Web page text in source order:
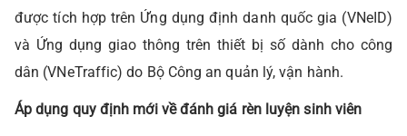
được tích hợp trên Ứng dụng định danh quốc gia (VNeID)
và Ứng dụng giao thông trên thiết bị số dành cho công
dân (VNeTraffic) do Bộ Công an quản lý, vận hành.
Áp dụng quy định mới về đánh giá rèn luyện sinh viên